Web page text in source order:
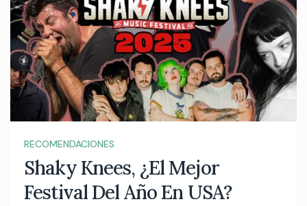
RECOMENDACIONES
Shaky Knees, ¿El Mejor
Festival Del Año En USA?